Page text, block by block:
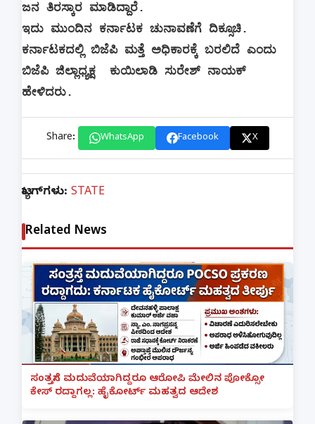
ಜನ ತಿರಸ್ಕಾರ ಮಾಡಿದ್ದಾರೆ.
ಇದು ಮುಂದಿನ ಕರ್ನಾಟಕ ಚುನಾವಣೆಗೆ ದಿಕ್ಸೂಚಿ.
ಕರ್ನಾಟಕದಲ್ಲಿ ಬಿಜೆಪಿ ಮತ್ತೆ ಅಧಿಕಾರಕ್ಕೆ ಬರಲಿದೆ ಎಂದು
ಬಿಜೆಪಿ ಜಿಲ್ಲಾಧ್ಯಕ್ಷ ಕುಯಿಲಾಡಿ ಸುರೇಶ್ ನಾಯಕ್
ಹೇಳಿದರು.
Share: WhatsApp Facebook X
ಟ್ಯಾಗ್‌ಗಳು: STATE
Related News
ಸಂತ್ರಸ್ತೆಗೆ ಮದುವೆಯಾಗಿದ್ದರೂ ಆರೋಪಿ ಮೇಲಿನ ಪೋಕ್ಸೋ
ಕೇಸ್ ರದ್ದಾಗಲ್ಲ: ಹೈಕೋರ್ಟ್ ಮಹತ್ವದ ಆದೇಶ